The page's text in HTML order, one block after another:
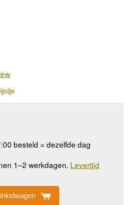
besteld = dezelfde dag
1–2 werkdagen. Levertijd